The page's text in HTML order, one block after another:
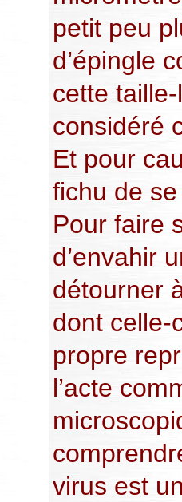
petit peu
d’épingle
cette
considéré
Et pour
fichu de
Pour faire
d’envahir
détourner
dont celle-
propre
l’acte
virus est